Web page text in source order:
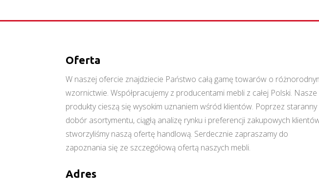
Oferta
W naszej ofercie znajdziecie Państwo całą gamę towarów o
wzornictwie. Współpracujemy z producentami mebli z całej Polski. Nasze
produkty cieszą się wysokim uznaniem wśród klientów. Poprzez staranny
dobór asortymentu, ciągłą analizę rynku i preferencji zakupowych
stworzyliśmy naszą ofertę handlową. Serdecznie zapraszamy do
zapoznania się ze szczegółową ofertą naszych mebli.
Adres